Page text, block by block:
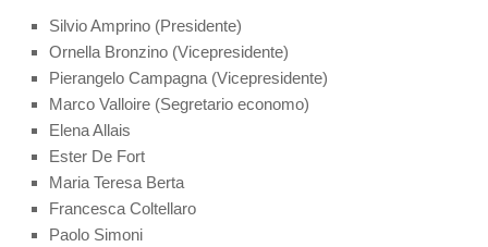
Silvio Amprino (Presidente)
Ornella Bronzino (Vicepresidente)
Pierangelo Campagna (Vicepresidente)
Marco Valloire (Segretario economo)
Elena Allais
Ester De Fort
Maria Teresa Berta
Francesca Coltellaro
Paolo Simoni